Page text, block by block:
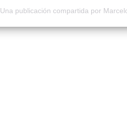
Una publicación compartida por